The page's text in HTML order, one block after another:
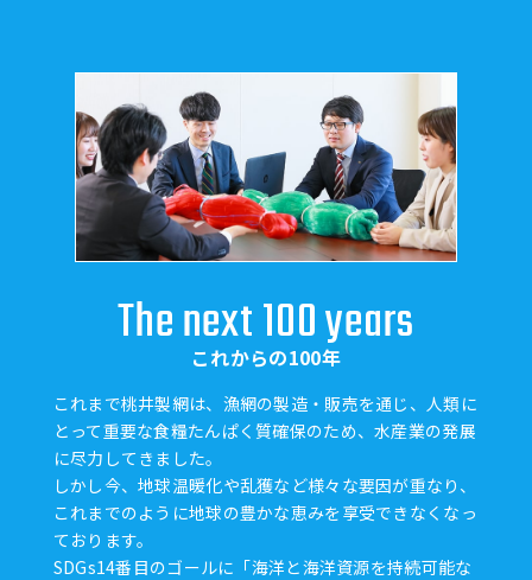
The next 100 years
これからの100年
これまで桃井製網は、漁網の製造・販売を通じ、人類に
とって重要な食糧たんぱく質確保のため、水産業の発展
に尽力してきました。
しかし今、地球温暖化や乱獲など様々な要因が重なり、
これまでのように地球の豊かな恵みを享受できなくなっ
ております。
SDGs14番目のゴールに「海洋と海洋資源を持続可能な